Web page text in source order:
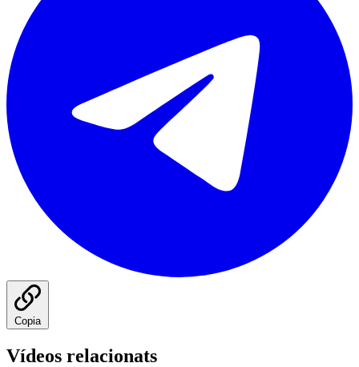
Copia
Vídeos relacionats